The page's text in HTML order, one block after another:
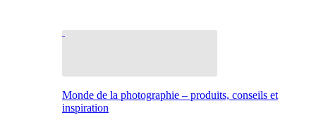
Monde de la photographie – produits, conseils et
inspiration